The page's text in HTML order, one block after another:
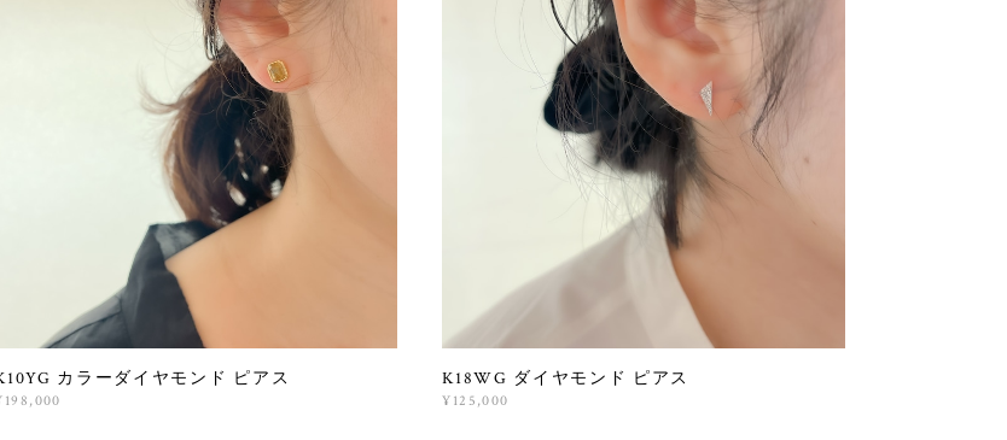
カラーダイヤモンド ピアス K18WG ダイヤモンド ピアス
¥125,000